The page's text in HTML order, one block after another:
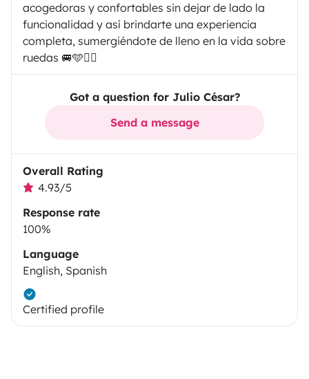
acogedoras y confortables sin dejar de lado la
funcionalidad y así brindarte una experiencia
completa, sumergiéndote de lleno en la vida sobre
ruedas 🚐🩵✌🏽
Got a question for Julio César?
Send a message
Overall Rating
4.93/5
Response rate
100%
Language
English, Spanish
Certified profile